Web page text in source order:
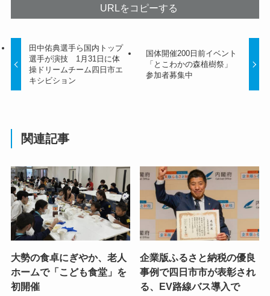
URLをコピーする
田中佑典選手ら国内トップ
選手が演技 1月31日に体
操ドリームチーム四日市エ
キシビション
国体開催200日前イベント
「とこわかの森植樹祭」
参加者募集中
関連記事
大勢の食卓にぎやか、老人
ホームで「こども食堂」を
初開催
企業版ふるさと納税の優良
事例で四日市市が表彰され
る、EV路線バス導入で